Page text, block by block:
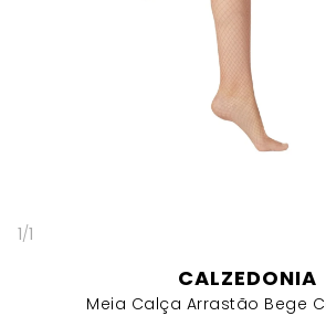
1/1
CALZEDONIA
Meia Calça Arrastão Bege